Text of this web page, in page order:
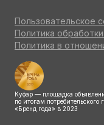
Пользовательское
Политика
Политика в
Куфар — площадка
по итогам потребительского
«Бренд года» в 2023